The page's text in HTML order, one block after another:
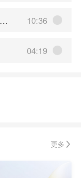
10:36
04:19
更多